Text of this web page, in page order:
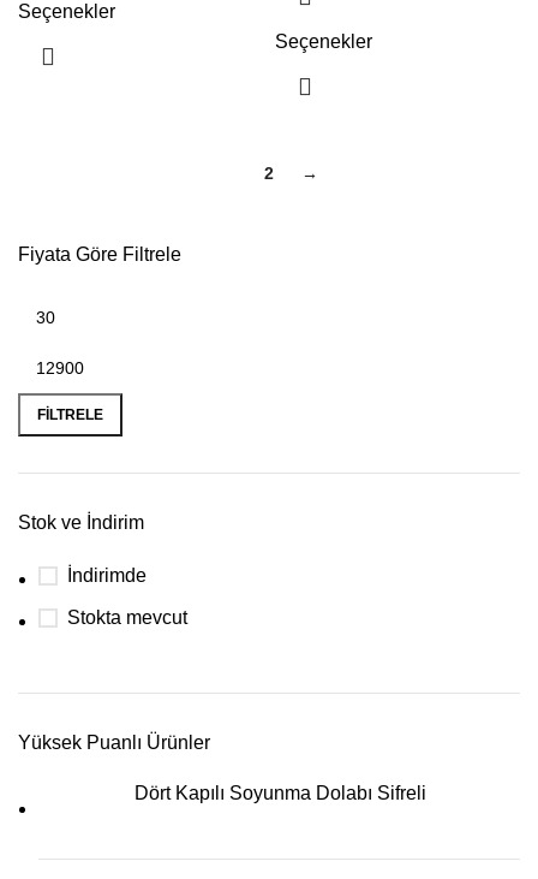
Fiyata Göre Filtrele
FILTRELE
Stok ve İndirim
İndirimde
Stokta mevcut
Yüksek Puanlı Ürünler
Dört Kapılı Soyunma Dolabı Sifreli
Seçenekler
Seçenekler
2 →